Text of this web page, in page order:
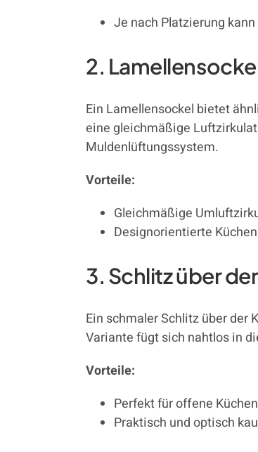
Je nach Platzierung
2.
Ein Lamellensockel bietet
eine gleichmäßige
Muldenlüftungssystem.
Vorteile:
Gleichmäßige
Designorientierte
3. Schlitz über
Ein schmaler Schlitz über
Variante fügt sich nahtlos in
Vorteile:
Perfekt für offene
Praktisch und optisch